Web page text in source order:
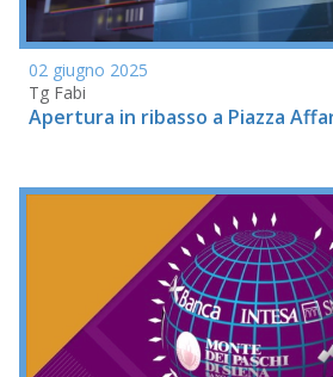
02 giugno 2025
Tg Fabi
Apertura in ribasso a Piazza